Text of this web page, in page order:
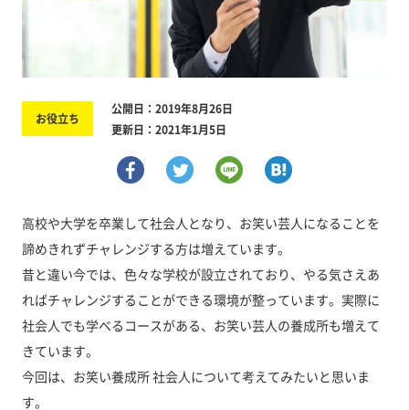
お役立ち
公開日：2019年8月26日
更新日：2021年1月5日
高校や大学を卒業して社会人となり、お笑い芸人になることを
諦めきれずチャレンジする方は増えています。
昔と違い今では、色々な学校が設立されており、やる気さえあ
ればチャレンジすることができる環境が整っています。実際に
社会人でも学べるコースがある、お笑い芸人の養成所も増えて
きています。
今回は、お笑い養成所 社会人について考えてみたいと思いま
す。